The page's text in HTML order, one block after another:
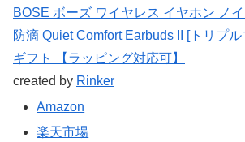
BOSE ボーズ ワイヤレス イヤホン ノ
防滴 Quiet Comfort Earbuds II [トリプ
ギフト 【ラッピング対応可】
created by Rinker
Amazon
楽天市場